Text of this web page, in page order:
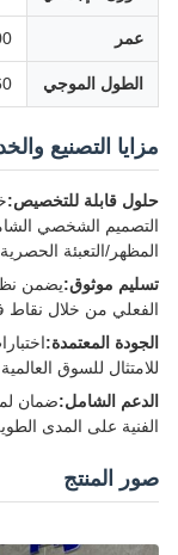
عمر
الطول الموجي 660
مزايا التصنيع
حلول قابلة للتخصيص:
التصميم الشخصي
المظهر/التعبئة الحصرية
تسليم موثوق:
الفعلي من خلال نقاط
الجودة المعتمدة:
للامتثال للسوق العالمية
الدعم الشامل:ضمان
الفنية على المدى
صور المنتج